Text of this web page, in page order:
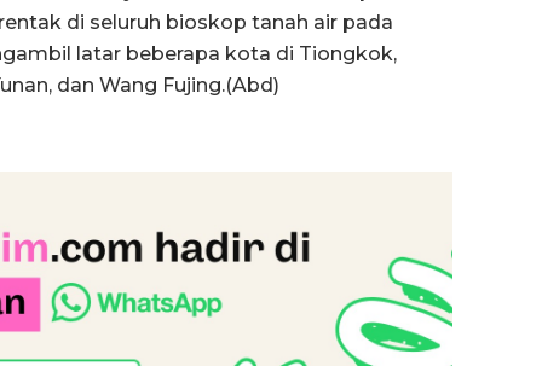
di seluruh bioskop tanah air pada
latar beberapa kota di Tiongkok,
dan Wang Fujing.(Abd)